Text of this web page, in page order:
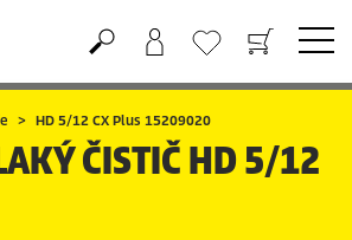
produktů
HD 5/12 CX Plus 15209020
ČISTIČ HD 5/12